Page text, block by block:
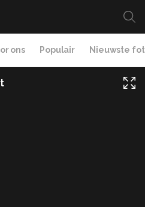
ons Populair Nieuwste